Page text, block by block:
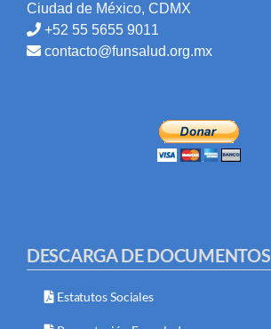
Ciudad de México, CDMX
+52 55 5655 9011
contacto@funsalud.org.mx
DESCARGA DE DOCUMENTOS
Estatutos Sociales